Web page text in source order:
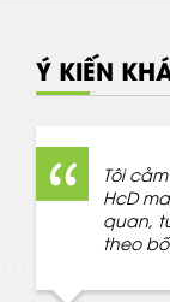
Ý KIẾN
Tôi
HcD
quan,
theo